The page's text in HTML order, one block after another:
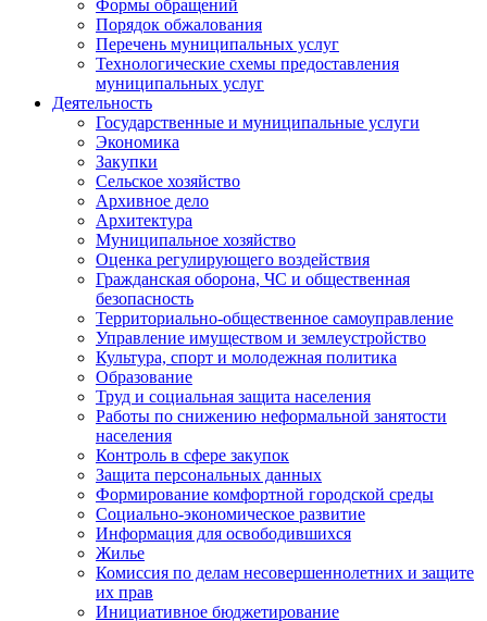
Формы обращений
Порядок обжалования
Перечень муниципальных услуг
Технологические схемы предоставления
муниципальных услуг
Деятельность
Государственные и муниципальные услуги
Экономика
Закупки
Сельское хозяйство
Архивное дело
Архитектура
Муниципальное хозяйство
Оценка регулирующего воздействия
Гражданская оборона, ЧС и общественная
безопасность
Территориально-общественное самоуправление
Управление имуществом и землеустройство
Культура, спорт и молодежная политика
Образование
Труд и социальная защита населения
Работы по снижению неформальной занятости
населения
Контроль в сфере закупок
Защита персональных данных
Формирование комфортной городской среды
Социально-экономическое развитие
Информация для освободившихся
Жилье
Комиссия по делам несовершеннолетних и защите
их прав
Инициативное бюджетирование